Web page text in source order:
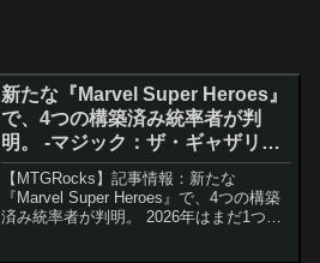
新たな『Marvel Super Heroes』
で、4つの構築済み統率者が判
明。 -マジック：ザ・ギャザリン
グ
【MTGRocks】記事情報：新たな
『Marvel Super Heroes』で、4つの構築
済み統率者が判明。 2026年はまだ1つの